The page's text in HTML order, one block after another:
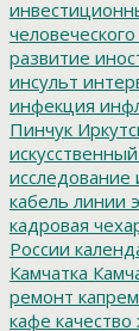
развитие
инсульт
инфекция
Пинчук
исследование
кабель линии
кадровая
России
Камчатка
ремонт
кафе